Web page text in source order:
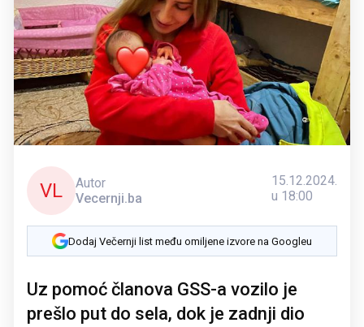
VL
Autor
Vecernji.ba
15.12.2024.
u 18:00
Dodaj Večernji list među omiljene izvore na Googleu
Uz pomoć članova GSS-a vozilo je
prešlo put do sela, dok je zadnji dio